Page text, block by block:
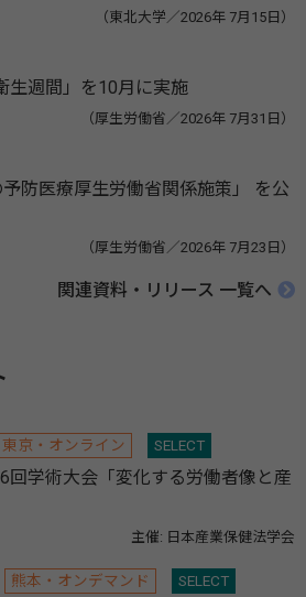
（東北大学／2026年 7月15日）
生週間」を10月に実施
（厚生労働省／2026年 7月31日）
予防医療厚生労働省関係施策」 を公
（厚生労働省／2026年 7月23日）
関連資料・リリース 一覧へ
東京・オンライン SELECT
回学術大会「変化する労働者像と産
主催: 日本産業保健法学会
熊本・オンデマンド SELECT